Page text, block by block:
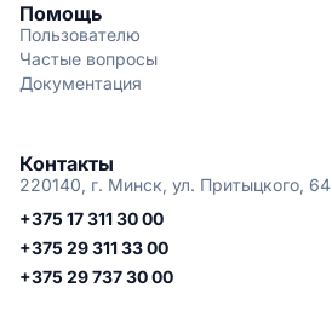
Помощь
Пользователю
Частые вопросы
Документация
Контакты
220140, г. Минск, ул. Притыцкого, 64
+375 17 311 30 00
+375 29 311 33 00
+375 29 737 30 00